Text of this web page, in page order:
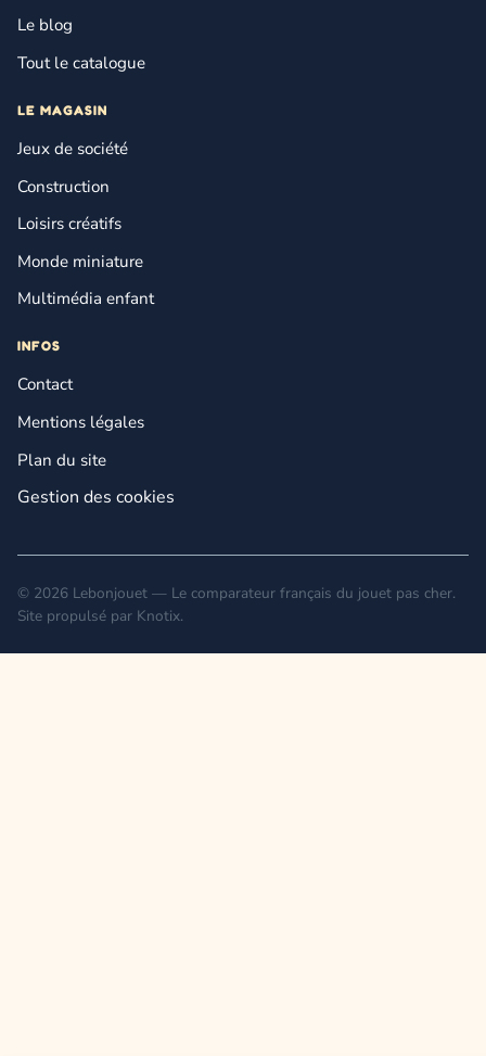
Le blog
Tout le catalogue
LE MAGASIN
Jeux de société
Construction
Loisirs créatifs
Monde miniature
Multimédia enfant
INFOS
Contact
Mentions légales
Plan du site
Gestion des cookies
© 2026 Lebonjouet — Le comparateur français du jouet pas cher.
Site propulsé par Knotix.